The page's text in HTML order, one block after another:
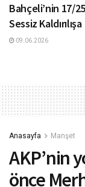
Bahçeli’nin 17/
Sessiz Kaldırılışa
09.06.2026
Anasayfa Manşet
AKP’nin
önce